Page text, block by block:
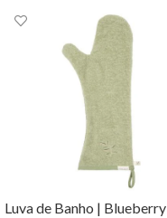
Luva de Banho | Blueberry